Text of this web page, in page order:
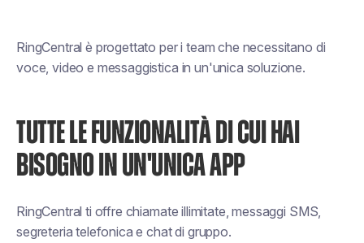
RingCentral è progettato per i team che necessitano di
voce, video e messaggistica in un'unica soluzione.
TUTTE LE FUNZIONALITÀ DI CUI HAI
BISOGNO IN UN'UNICA APP
RingCentral ti offre chiamate illimitate, messaggi SMS,
segreteria telefonica e chat di gruppo.